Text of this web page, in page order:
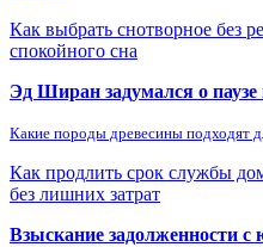
Как выбрать снотворное без
спокойного сна
Эд Ширан задумался о паузе
Какие породы древесины подходят
Как продлить срок службы
без лишних затрат
Взыскание задолженности с